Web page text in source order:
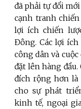
đã phải tự đổi
cạnh tranh
lợi ích chiến
Đông. Các lợi
công dân và
đặt lên hàng
đích rộng hơn là
cho sự phát
kinh tế, ngoại